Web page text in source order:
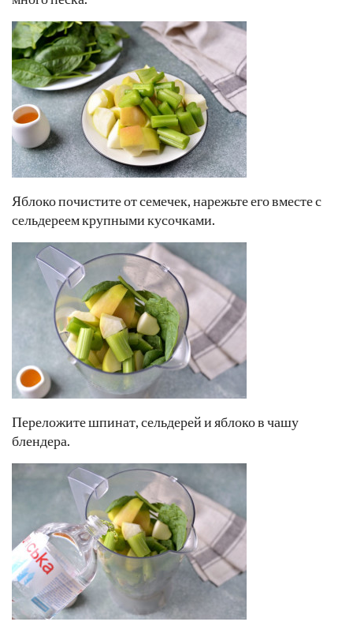
Яблоко почистите от семечек, нарежьте его вместе с
сельдереем крупными кусочками.
Переложите шпинат, сельдерей и яблоко в чашу
блендера.